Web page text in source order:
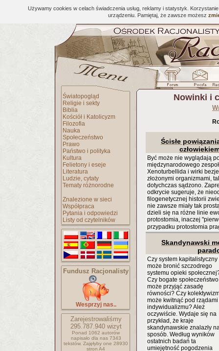
Używamy cookies w celach świadczenia usług, reklamy i statystyk.
urządzeniu. Pamiętaj, że zawsze możesz
Światopogląd
Religie i sekty
Biblia
Kościół i Katolicyzm
Filozofia
Nauka
Społeczeństwo
Prawo
Państwo i polityka
Kultura
Felietony i eseje
Literatura
Ludzie, cytaty
Tematy różnorodne
Znalezione w sieci
Współpraca
Pytania i odpowiedzi
Listy od czytelników
Fundusz Racjonalisty
Wesprzyj nas..
Zarejestrowaliśmy
295.787.940wizyt
Ponad 1062 autorów
napisało dla nas 7343
tekstów. Zajęłyby one 28930
stron A4
Nowinki i
Ścisłe
Być może nie wyglądają
międzynarodowego
Xenoturbellida i wirki
złożonymi organizmami,
dotychczas sądzono.
odkrycie sugeruje, że
filogenetycznej historii
nie zawsze miały tak
dzieli się na różne linie
protostomia, inaczej
przypadku protostomia
Skandynawski
Czy system kapitalistyczny
może bronić szczodrego
systemu opieki
Czy bogate społeczeństwo
może przyjąć zasadę
równości? Czy
może kwitnąć pod rządami
indywidualizmu? Ależ
oczywiście. Wydaje się na
przykład, że kraje
skandynawskie znalazły
sposób. Według wyników
ostatnich badań ta
umiejętność pogodzenia